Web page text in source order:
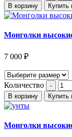
В корзину Купить
Монголки
7 000 ₽
Количество
В корзину Купить
Монголки